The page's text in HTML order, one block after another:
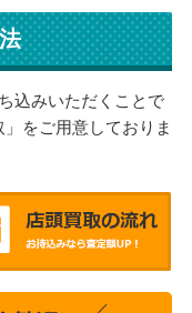
込みいただくことで
をご用意しておりま